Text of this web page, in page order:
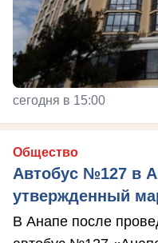
сегодня в 15:00
Общество
Автобус №127 в
утвержденный
В Анапе после